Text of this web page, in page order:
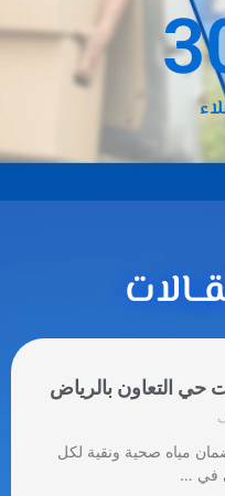
التعاون بالرياض
مياه صحية ونقية لكل
في …